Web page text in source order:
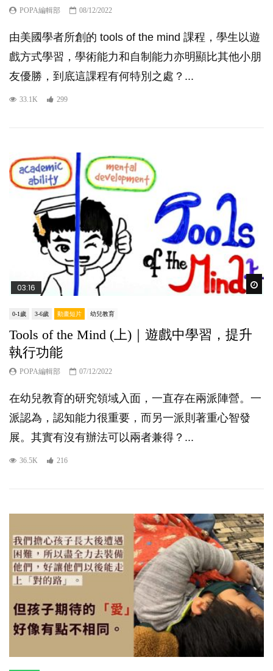
POPA編輯部 08/12/2022
由美國學者所創的 tools of the mind 課程，學生以遊
戲方式學習，學術能力和自制能力亦明顯比其他小朋
友優勝，到底這課程有何特別之處？...
33.1K 299
03:16
0-1歲 3-6歲 動畫短片 幼兒教育
Tools of the Mind (上)｜遊戲中學習，提升
執行功能
POPA編輯部 07/12/2022
在幼兒教育的研究領域入面，一直存在兩派陣營。一
派認為，認知能力很重要，而另一派則著重心智發
展。其實有沒有辦法可以兩者兼得？...
36.5K 216